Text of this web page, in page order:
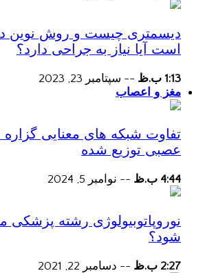
دیسمتری چیست و روش نوین
است آیا نیاز به جراحی دارد؟
1:13 ب.ظ -- سپتامبر 23, 2023
مغز و اعصاب
تفاوت شبکه های معنایی
عصبی توزیع شده
4:44 ب.ظ -- نوامبر 5, 2024
نوروپاتوبیولوژی رشته
شود؟
2:27 ب.ظ -- دسامبر 22, 2021